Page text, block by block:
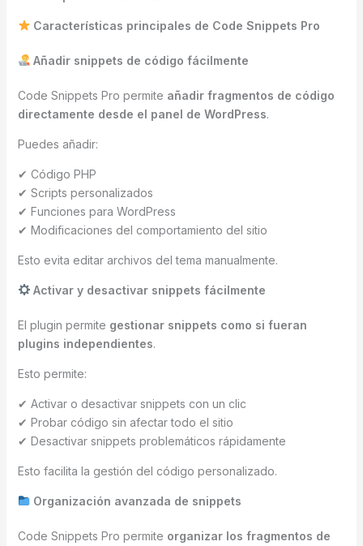
Características principales de Code Snippets Pro
Añadir snippets de código fácilmente
Code Snippets Pro permite añadir fragmentos de código
directamente desde el panel de WordPress.
Puedes añadir:
✔ Código PHP
✔ Scripts personalizados
✔ Funciones para WordPress
✔ Modificaciones del comportamiento del sitio
Esto evita editar archivos del tema manualmente.
Activar y desactivar snippets fácilmente
El plugin permite gestionar snippets como si fueran
plugins independientes.
Esto permite:
✔ Activar o desactivar snippets con un clic
✔ Probar código sin afectar todo el sitio
✔ Desactivar snippets problemáticos rápidamente
Esto facilita la gestión del código personalizado.
Organización avanzada de snippets
Code Snippets Pro permite organizar los fragmentos de